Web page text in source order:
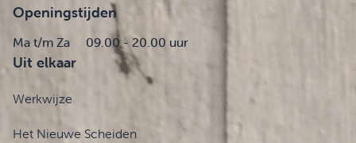
Openingstijden
Ma t/m Za 09.00 - 20.00 uur
Uit elkaar
Werkwijze
Het Nieuwe Scheiden